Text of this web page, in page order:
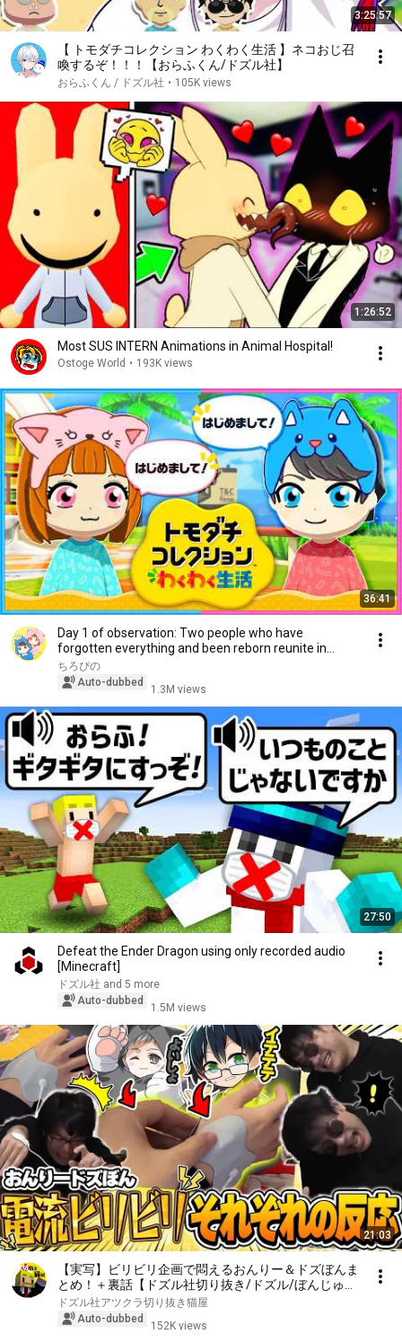
3:25:57
【 トモダチコレクション わくわく生活 】ネコおじ召
喚するぞ！！！【おらふくん/ドズル社】
おらふくん / ドズル社 • 105K views
1:26:52
Most SUS INTERN Animations in Animal Hospital!
Ostoge World • 193K views
36:41
Day 1 of observation: Two people who have
forgotten everything and been reborn reunite in
"Tomoda...
ちろぴの
Auto-dubbed
1.3M views
27:50
Defeat the Ender Dragon using only recorded audio
[Minecraft]
ドズル社 and 5 more
Auto-dubbed
1.5M views
21:03
【実写】ビリビリ企画で悶えるおんりー＆ドズぼんま
とめ！＋裏話【ドズル社切り抜き/ドズル/ぼんじゅう
る/おんりー/ネコおじ】
ドズル社アツクラ切り抜き猫屋
Auto-dubbed
152K views